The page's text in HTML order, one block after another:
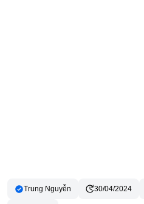
Trung Nguyễn 30/04/2024